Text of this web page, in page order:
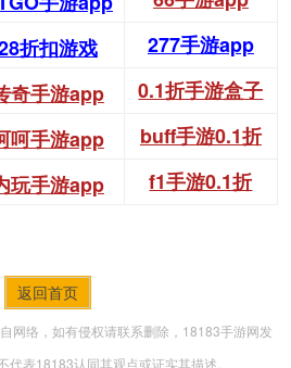
折扣游戏
277手游app
奇手游app
0.1折手游盒子
呵手游app
buff手游0.1折
玩手游app f1手游0.1折
返回首页
网络，如有侵权请联系删除，18183手游网发
代表18183认同其观点或证实其描述。